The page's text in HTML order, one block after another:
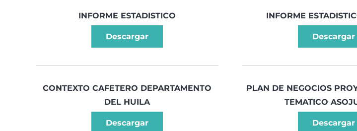
INFORME ESTADISTICO
Descargar
CONTEXTO CAFETERO DEPARTAMENTO
DEL HUILA
Descargar
INFORME
Descargar
PLAN DE NEGOCIOS
TEMATICO
Descargar